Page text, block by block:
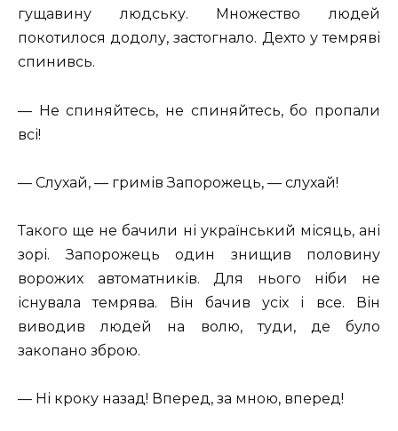
гущавину людську. Множество людей
покотилося додолу, застогнало. Дехто у темряві
спинивсь.
— Не спиняйтесь, не спиняйтесь, бо пропали
всі!
— Слухай, — гримів Запорожець, — слухай!
Такого ще не бачили ні український місяць, ані
зорі. Запорожець один знищив половину
ворожих автоматників. Для нього ніби не
існувала темрява. Він бачив усіх і все. Він
виводив людей на волю, туди, де було
закопано зброю.
— Ні кроку назад! Вперед, за мною, вперед!